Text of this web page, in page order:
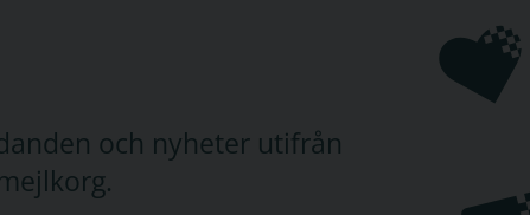
och nyheter utifrån